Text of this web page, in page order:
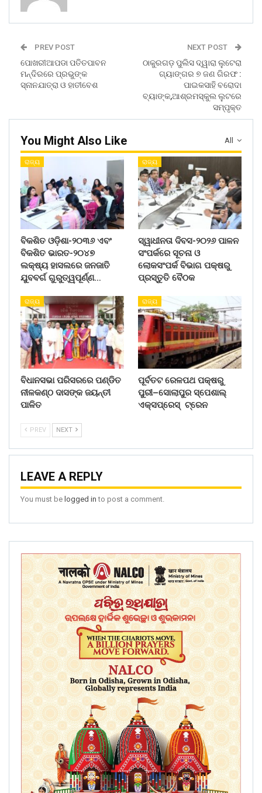
PREV POST
ପୋଖରୀଆପଡା ପତିତପାବନ
ମନ୍ଦିରରେ ପ୍ରଭୁଙ୍କ
ସ୍ନାନଯାତ୍ରା ଓ ହାତୀବେଶ
NEXT POST
ଠାକୁରଗଡ଼ ପୁଲିସ ଦ୍ୱାରା ଲୁଟେରା
ଗ୍ୟାଙ୍ଗର ୭ ଜଣ ଗିରଫ :
ପାଇକସାହି ବରୋଦା
ବ୍ୟାଙ୍କ,ଆଶ୍ରମସ୍କୁଲ ଲୁଟରେ
ସମ୍ପୃକ୍ତ
All
You Might Also Like
ରାଜ୍ୟ
ବିକଶିତ ଓଡ଼ିଶା-୨୦୩୬ ଏବଂ
ବିକଶିତ ଭାରତ-୨୦୪୭
ଲକ୍ଷ୍ୟ ହାସଲରେ ଜନଜାତି
ଯୁବବର୍ଗ ଗୁରୁତ୍ୱପୂର୍ଣ୍ଣ…
ରାଜ୍ୟ
ସ୍ୱାଧୀନତା ଦିବସ-୨୦୨୬ ପାଳନ
ସଂପର୍କରେ ସୂଚନା ଓ
ଲୋକସଂପର୍କ ବିଭାଗ ପକ୍ଷରୁ
ପ୍ରସ୍ତୁତି ବୈଠକ
ରାଜ୍ୟ
ବିଧାନସଭା ପରିସରରେ ପଣ୍ଡିତ
ନୀଳକଣ୍ଠ ଦାସଙ୍କ ଜୟନ୍ତୀ
ପାଳିତ
ରାଜ୍ୟ
ପୂର୍ବତଟ ରେଳପଥ ପକ୍ଷରୁ
ପୁରୀ–ସୋଲାପୁର ସ୍ପେଶାଲ୍
ଏକ୍ସପ୍ରେସ୍ ଟ୍ରେନ
PREV NEXT
LEAVE A REPLY
You must be logged in to post a comment.